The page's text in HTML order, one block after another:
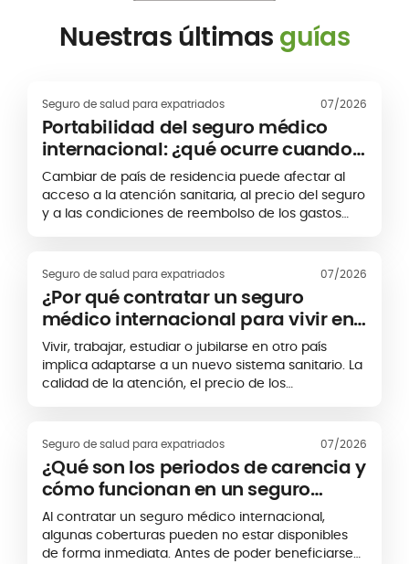
Nuestras últimas guías
Seguro de salud para expatriados 07/2026
Portabilidad del seguro médico
internacional: ¿qué ocurre cuando
cambias de país?
Cambiar de país de residencia puede afectar al
acceso a la atención sanitaria, al precio del seguro
y a las condiciones de reembolso de los gastos
médico permite, en algunos casos, conservar o
adaptar una póliza existente. Sin embargo, esta
continuidad no es automática. Depende, entre
otros factores, del nuevo país de residencia, de la
zona geográfica de cobertura y de las condiciones
establecidas por la aseguradora.
Seguro de salud para expatriados 07/2026
¿Por qué contratar un seguro
médico internacional para vivir en
el extranjero?
Vivir, trabajar, estudiar o jubilarse en otro país
implica adaptarse a un nuevo sistema sanitario. La
calidad de la atención, el precio de los
considerablemente de un destino a otro. Contratar
un seguro médico internacional permite proteger
tu salud y controlar mejor tus gastos médicos
durante tu estancia en el extranjero.
Seguro de salud para expatriados 07/2026
¿Qué son los periodos de carencia y
cómo funcionan en un seguro
médico internacional?
Al contratar un seguro médico internacional,
algunas coberturas pueden no estar disponibles
de forma inmediata. Antes de poder beneficiarse